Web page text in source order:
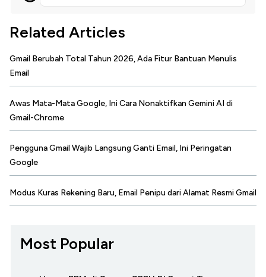
Related Articles
Gmail Berubah Total Tahun 2026, Ada Fitur Bantuan Menulis
Email
Awas Mata-Mata Google, Ini Cara Nonaktifkan Gemini AI di
Gmail-Chrome
Pengguna Gmail Wajib Langsung Ganti Email, Ini Peringatan
Google
Modus Kuras Rekening Baru, Email Penipu dari Alamat Resmi Gmail
Most Popular